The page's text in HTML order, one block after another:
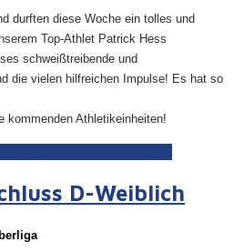
durften diese Woche ein tolles und
Top-Athlet Patrick Hess
schweißtreibende und
die vielen hilfreichen Impulse! Es hat so
kommenden Athletikeinheiten!
D-Weiblich